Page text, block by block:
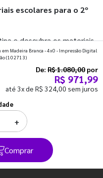
escolares para o 2º
e descubra os materiais
o segundo
Madeira Branca - 4x0 - Impressão Digital
(102713)
De: R$ 1.080,00 por
R$ 971,99
até 3x de R$ 324,00 sem juros
+
Comprar